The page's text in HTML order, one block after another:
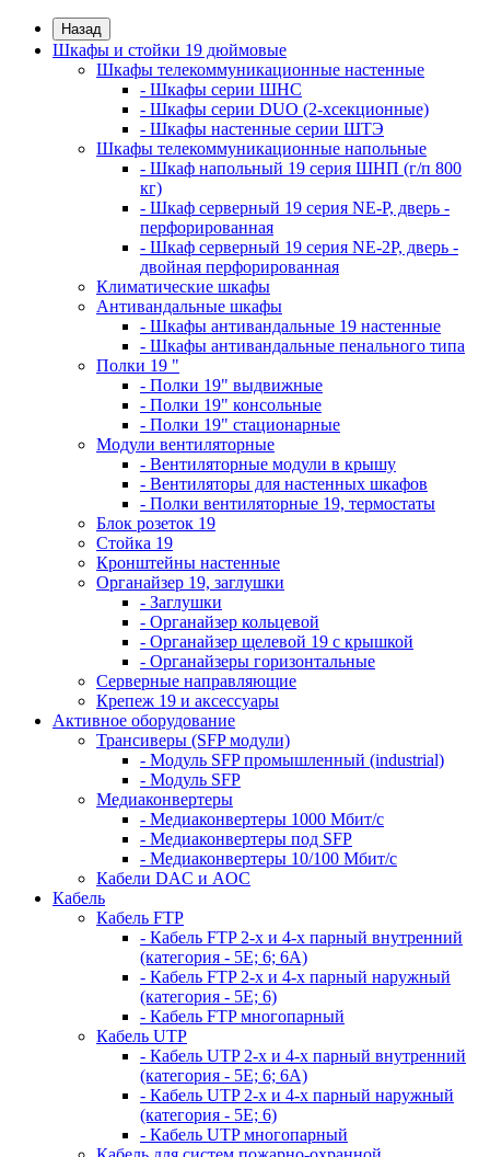
Назад
Шкафы и стойки 19 дюймовые
Шкафы телекоммуникационные настенные
- Шкафы серии ШНС
- Шкафы серии DUO (2-хсекционные)
- Шкафы настенные серии ШТЭ
Шкафы телекоммуникационные напольные
- Шкаф напольный 19 серия ШНП (г/п 800
кг)
- Шкаф серверный 19 серия NE-P, дверь -
перфорированная
- Шкаф серверный 19 серия NE-2P, дверь -
двойная перфорированная
Климатические шкафы
Антивандальные шкафы
- Шкафы антивандальные 19 настенные
- Шкафы антивандальные пенального типа
Полки 19 "
- Полки 19" выдвижные
- Полки 19" консольные
- Полки 19" стационарные
Модули вентиляторные
- Вентиляторные модули в крышу
- Вентиляторы для настенных шкафов
- Полки вентиляторные 19, термостаты
Блок розеток 19
Стойка 19
Кронштейны настенные
Органайзер 19, заглушки
- Заглушки
- Органайзер кольцевой
- Органайзер щелевой 19 с крышкой
- Органайзеры горизонтальные
Серверные направляющие
Крепеж 19 и аксессуары
Активное оборудование
Трансиверы (SFP модули)
- Модуль SFP промышленный (industrial)
- Модуль SFP
Медиаконвертеры
- Медиаконвертеры 1000 Мбит/с
- Медиаконвертеры под SFP
- Медиаконвертеры 10/100 Мбит/с
Кабели DAC и AOC
Кабель
Кабель FTP
- Кабель FTP 2-х и 4-х парный внутренний
(категория - 5Е; 6; 6А)
- Кабель FTP 2-х и 4-х парный наружный
(категория - 5Е; 6)
- Кабель FTP многопарный
Кабель UTP
- Кабель UTP 2-х и 4-х парный внутренний
(категория - 5Е; 6; 6А)
- Кабель UTP 2-х и 4-х парный наружный
(категория - 5Е; 6)
- Кабель UTP многопарный